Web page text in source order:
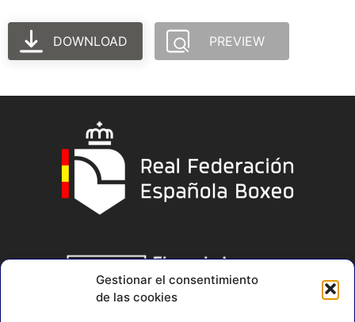
Gestionar el consentimiento
de las cookies
DOWNLOAD PREVIEW